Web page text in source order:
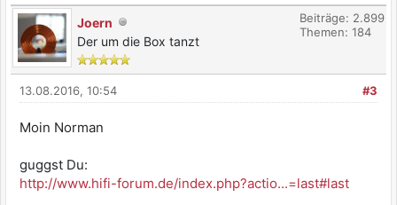
Joern
Der um die Box tanzt
Beiträge: 2.899
Themen: 184
#3
13.08.2016, 10:54
Moin Norman
guggst Du:
http://www.hifi-forum.de/index.php?actio...=last#last